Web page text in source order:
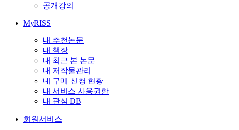
공개강의
MyRISS
내 추천논문
내 책장
내 최근 본 논문
내 저작물관리
내 구매·신청 현황
내 서비스 사용권한
내 관심 DB
회원서비스